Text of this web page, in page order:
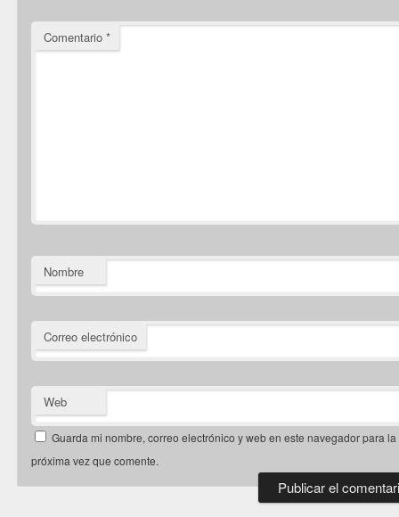
Comentario*
Nombre
Correo electrónico
Web
Guarda mi nombre, correo electrónico y web en este navegador para la
próxima vez que comente.